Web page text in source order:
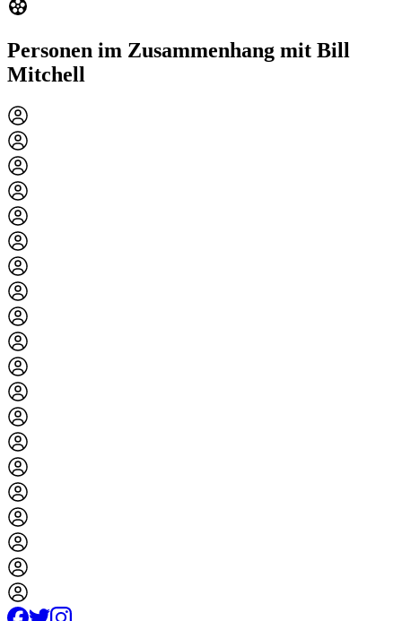
Personen im Zusammenhang mit Bill
Mitchell